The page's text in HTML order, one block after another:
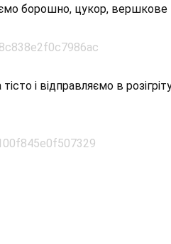
борошно, цукор, вершкове
і відправляємо в